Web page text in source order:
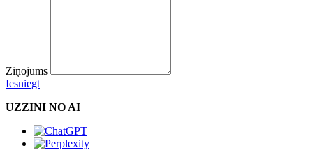
Ziņojums
Iesniegt
UZZINI NO AI